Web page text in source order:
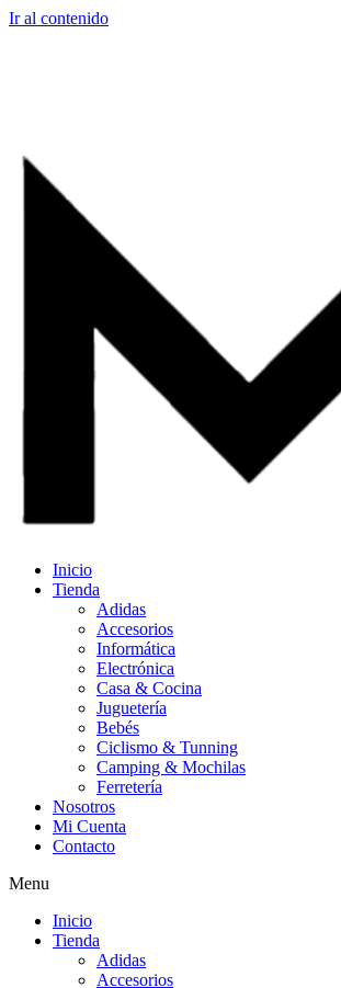
Ir al contenido
Inicio
Tienda
Adidas
Accesorios
Informática
Electrónica
Casa & Cocina
Juguetería
Bebés
Ciclismo & Tunning
Camping & Mochilas
Ferretería
Nosotros
Mi Cuenta
Contacto
Menu
Inicio
Tienda
Adidas
Accesorios